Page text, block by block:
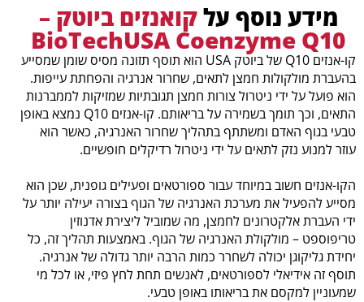
מידע נוסף עלקואנזים ביוטק –
BioTechUSA Coenzyme Q10
קו-אנזים Q10 של ביוטק USA הוא תוסף תזונה מסיס שומן שמסייע
בהעברת מולקולות חמצן לתאים, שחרור אנרגיה והפחתת עייפות.
הוא פועל על ידי ניטרול צורות חמצן תגובתיות שמזיקות לממברנות
התאים, וכך תומך בשמירה על בריאותם. קו-אנזים Q10 נמצא באופן
טבעי בגוף האדם ומשתתף בתהליך שחרור האנרגיה, כאשר הוא
עוזר למנוע נזק לתאים על ידי ניטרול רדיקלים חופשיים.
הקו-אנזים חשוב במיוחד עבור ספורטאים ופעילים גופנית, שכן הוא
מסייע להפעיל את מערכת האנרגיה של הגוף בצורה יעילה יותר על
ידי העברת אלקטרונים לחמצן, מה שמוביל ליצירת אדנוזין
טריפוספט – מולקולת האנרגיה של הגוף. באמצעות תהליך זה, כל
יחידת גליקוגן יכולה לשחרר כמות הרבה יותר גדולה של אנרגיה.
תוסף זה אידיאלי לספורטאים, לאנשים תחת לחץ פיזי, או לכל מי
שמעוניין למקסם את בריאותו באופן טבעי.